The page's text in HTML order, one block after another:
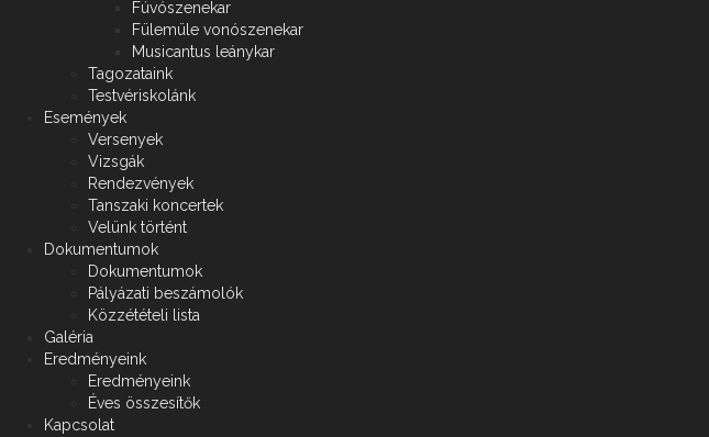
Fúvószenekar
Fülemüle vonószenekar
Musicantus leánykar
Tagozataink
Testvériskolánk
Események
Versenyek
Vizsgák
Rendezvények
Tanszaki koncertek
Velünk történt
Dokumentumok
Dokumentumok
Pályázati beszámolók
Közzétételi lista
Galéria
Eredményeink
Eredményeink
Éves összesítők
Kapcsolat